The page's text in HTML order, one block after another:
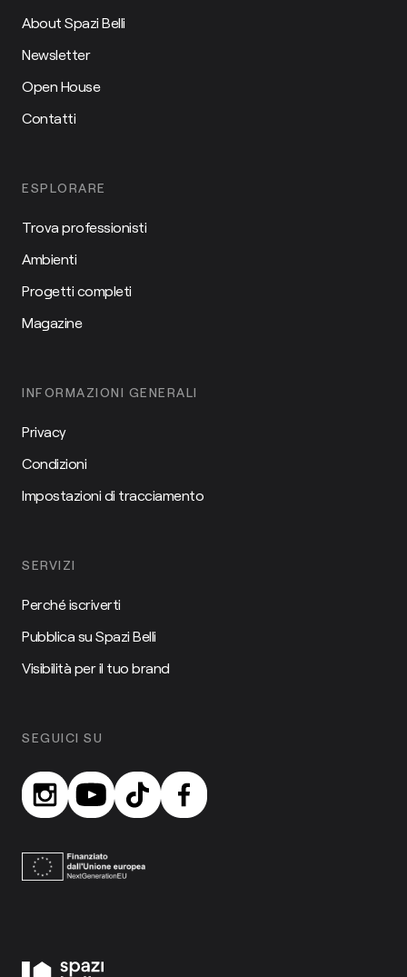
About Spazi Belli
Newsletter
Open House
Contatti
ESPLORARE
Trova professionisti
Ambienti
Progetti completi
Magazine
INFORMAZIONI GENERALI
Privacy
Condizioni
Impostazioni di tracciamento
SERVIZI
Perché iscriverti
Pubblica su Spazi Belli
Visibilità per il tuo brand
SEGUICI SU